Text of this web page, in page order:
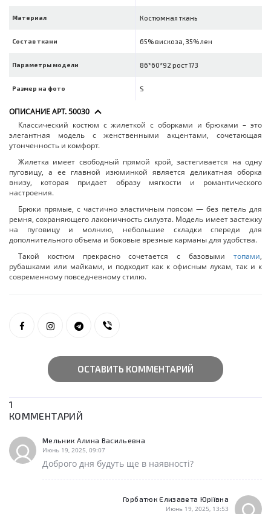
Материал Костюмная ткань
Состав ткани 65% вискоза, 35% лен
Параметры модели 86*60*92 рост 173
Размер на фото S
ОПИСАНИЕ АРТ. 50030
Классический костюм с жилеткой с оборками и брюками – это
элегантная модель с женственными акцентами, сочетающая
утонченность и комфорт.
Жилетка имеет свободный прямой крой, застегивается на одну
пуговицу, а ее главной изюминкой является деликатная оборка
внизу, которая придает образу мягкости и романтического
настроения.
Брюки прямые, с частично эластичным поясом — без петель для
ремня, сохраняющего лаконичность силуэта. Модель имеет застежку
на пуговицу и молнию, небольшие складки спереди для
дополнительного объема и боковые врезные карманы для удобства.
Такой костюм прекрасно сочетается с базовыми топами,
рубашками или майками, и подходит как к офисным лукам, так и к
современному повседневному стилю.
ОСТАВИТЬ КОММЕНТАРИЙ
1
КОММЕНТАРИЙ
Мельник Алина Васильевна
Июнь 19, 2025, 09:07
Доброго дня будуть ще в наявності?
Горбатюк Єлизавета Юріївна
Июнь 19, 2025, 13:53